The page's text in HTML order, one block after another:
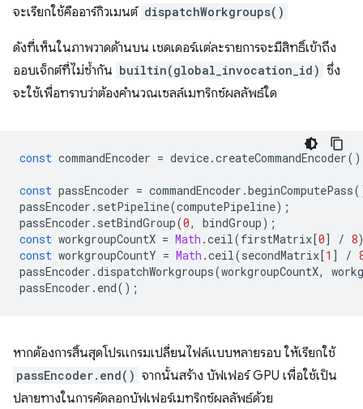
จะเรียกใช้คืออาร์กิวเมนต์ dispatchWorkgroups()
ดังที่เห็นในภาพวาดด้านบน เชดเดอร์แต่ละรายการจะมีสิทธิ์เข้าถึง
ออบเจ็กต์ที่ไม่ซ้ำกัน builtin(global_invocation_id) ซึ่ง
จะใช้เพื่อทราบว่าต้องคำนวณเซลล์เมทริกซ์ผลลัพธ์ใด
const commandEncoder = device.createCommandEncoder
const passEncoder = commandEncoder .beginComputePass
passEncoder . setPipeline(computePipeline);
passEncoder . setBindGroup(0, bindGroup);
const workgroupCountX = Math .ceil(firstMatrix [0] / 8
const workgroupCountY = Math .ceil(secondMatrix [1 ] /
passEncoder .dispatchWorkgroups(workgroupCountX,
passEncoder . end();
หากต้องการสิ้นสุดโปรแกรมเปลี่ยนไฟล์แบบหลายรอบ ให้เรียกใช้
passEncoder.end() จากนั้นสร้าง บัฟเฟอร์ GPU เพื่อใช้เป็น
ปลายทางในการคัดลอกบัฟเฟอร์เมทริกซ์ผลลัพธ์ด้วย